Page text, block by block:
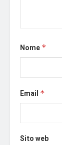
Nome *
Email *
Sito web